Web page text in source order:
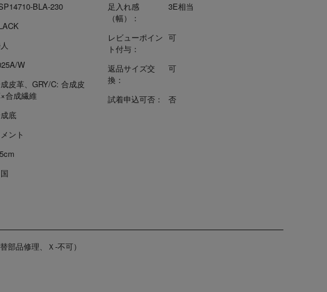
BLA-230
W
皮革、GRY/C: 合成皮
合成繊維
底
ント
足入れ感
（幅）：
3E相当
レビューポイン
ト付与：
可
返品サイズ交
換：
可
試着申込可否： 否
部品修理、Ｘ-不可）